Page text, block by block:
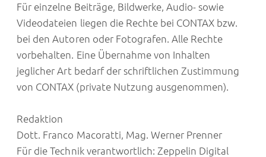
Für einzelne Beiträge, Bildwerke, Audio- sowie
Videodateien liegen die Rechte bei CONTAX bzw.
bei den Autoren oder Fotografen. Alle Rechte
vorbehalten. Eine Übernahme von Inhalten
jeglicher Art bedarf der schriftlichen Zustimmung
von CONTAX (private Nutzung ausgenommen).
Redaktion
Dott. Franco Macoratti, Mag. Werner Prenner
Für die Technik verantwortlich: Zeppelin Digital